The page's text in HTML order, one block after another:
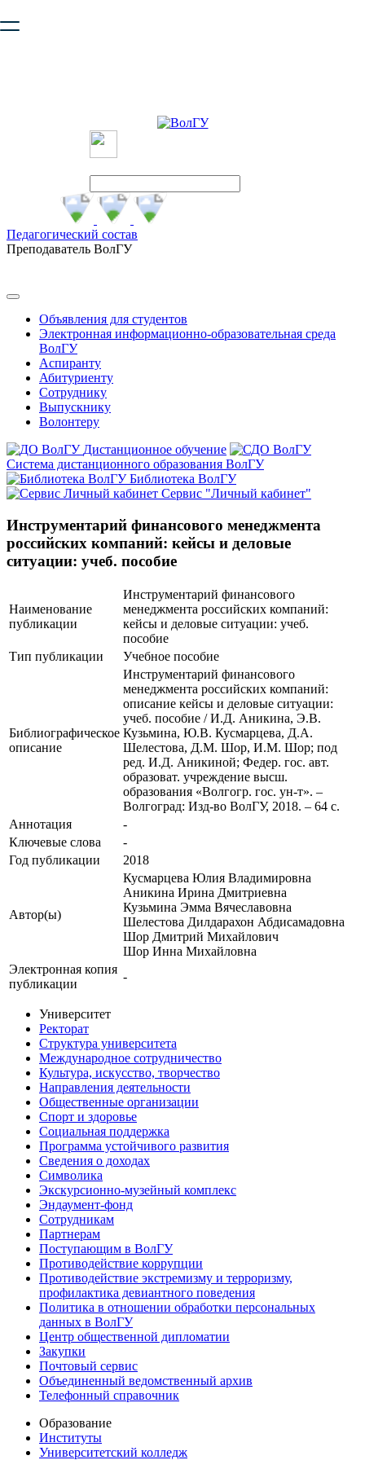
безопасную работу с сайтом. Пожалуйста
Педагогический состав
Преподаватель ВолГУ
Объявления для студентов
Электронная информационно-образовательная среда
ВолГУ
Аспиранту
Абитуриенту
Сотруднику
Выпускнику
Волонтеру
Дистанционное обучение
Система дистанционного образования ВолГУ
Библиотека ВолГУ
Сервис "Личный кабинет"
Инструментарий финансового менеджмента
российских компаний: кейсы и деловые
ситуации: учеб. пособие
Наименование
публикации
Инструментарий финансового
менеджмента российских компаний:
кейсы и деловые ситуации: учеб.
пособие
Тип публикации
Учебное пособие
Библиографическое
описание
Инструментарий финансового
менеджмента российских компаний:
описание кейсы и деловые ситуации:
учеб. пособие / И.Д. Аникина, Э.В.
Кузьмина, Ю.В. Кусмарцева, Д.А.
Шелестова, Д.М. Шор, И.М. Шор; под
ред. И.Д. Аникиной; Федер. гос. авт.
образоват. учреждение высш.
образования «Волгогр. гос. ун-т». –
Волгоград: Изд-во ВолГУ, 2018. – 64 с.
Аннотация
-
Ключевые cлова
-
Год публикации
2018
Автор(ы)
Кусмарцева Юлия Владимировна
Аникина Ирина Дмитриевна
Кузьмина Эмма Вячеславовна
Шелестова Дилдарахон Абдисамадовна
Шор Дмитрий Михайлович
Шор Инна Михайловна
Электронная копия
публикации
-
Университет
Ректорат
Структура университета
Международное сотрудничество
Культура, искусство, творчество
Направления деятельности
Общественные организации
Спорт и здоровье
Социальная поддержка
Программа устойчивого развития
Сведения о доходах
Символика
Экскурсионно-музейный комплекс
Эндаумент-фонд
Сотрудникам
Партнерам
Поступающим в ВолГУ
Противодействие коррупции
Противодействие экстремизму и терроризму,
профилактика девиантного поведения
Политика в отношении обработки персональных
данных в ВолГУ
Центр общественной дипломатии
Закупки
Почтовый сервис
Объединенный ведомственный архив
Телефонный справочник
Образование
Институты
Университетский колледж